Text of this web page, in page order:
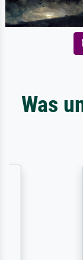
Was
Die